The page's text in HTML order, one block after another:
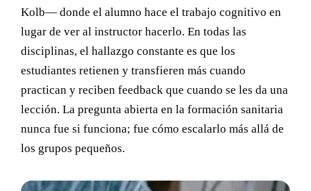
Kolb— donde el alumno hace el trabajo cognitivo en
lugar de ver al instructor hacerlo. En todas las
disciplinas, el hallazgo constante es que los
estudiantes retienen y transfieren más cuando
practican y reciben feedback que cuando se les da una
lección. La pregunta abierta en la formación sanitaria
nunca fue si funciona; fue cómo escalarlo más allá de
los grupos pequeños.